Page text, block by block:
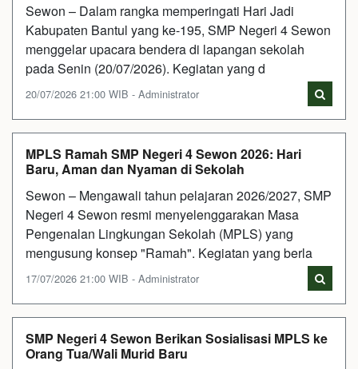
Sewon – Dalam rangka memperingati Hari Jadi
Kabupaten Bantul yang ke-195, SMP Negeri 4 Sewon
menggelar upacara bendera di lapangan sekolah
pada Senin (20/07/2026). Kegiatan yang d
20/07/2026 21:00 WIB - Administrator
MPLS Ramah SMP Negeri 4 Sewon 2026: Hari
Baru, Aman dan Nyaman di Sekolah
Sewon – Mengawali tahun pelajaran 2026/2027, SMP
Negeri 4 Sewon resmi menyelenggarakan Masa
Pengenalan Lingkungan Sekolah (MPLS) yang
mengusung konsep "Ramah". Kegiatan yang berla
17/07/2026 21:00 WIB - Administrator
SMP Negeri 4 Sewon Berikan Sosialisasi MPLS ke
Orang Tua/Wali Murid Baru